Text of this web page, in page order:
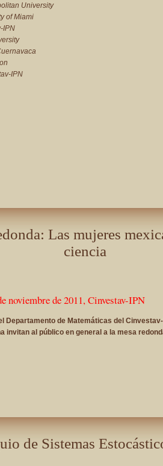
University
of Miami
IPN
IPN
Las mujeres
ciencia
noviembre de 2011, Cinvestav-IPN
Departamento de Matemáticas del
invitan al público en general a la mesa
de Sistemas